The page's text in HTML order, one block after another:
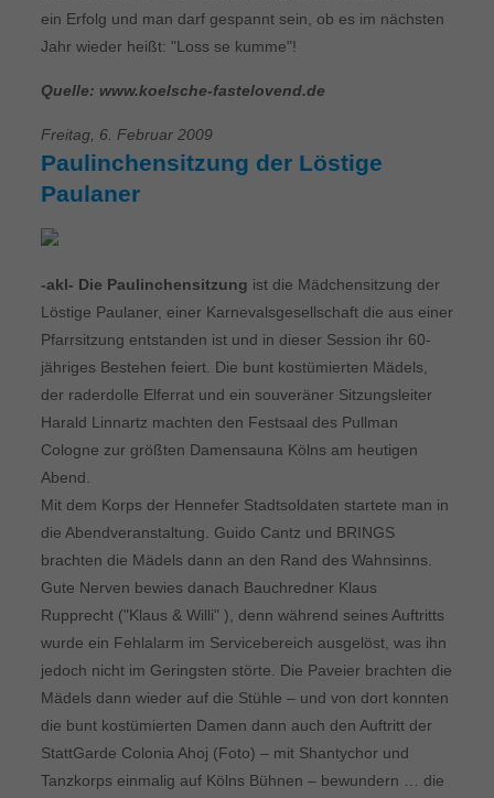
ein Erfolg und man darf gespannt sein, ob es im nächsten
Jahr wieder heißt: "Loss se kumme"!
Quelle: www.koelsche-fastelovend.de
Freitag, 6. Februar 2009
Paulinchensitzung der Löstige
Paulaner
-akl- Die Paulinchensitzung ist die Mädchensitzung der
Löstige Paulaner, einer Karnevalsgesellschaft die aus einer
Pfarrsitzung entstanden ist und in dieser Session ihr 60-
jähriges Bestehen feiert. Die bunt kostümierten Mädels,
der raderdolle Elferrat und ein souveräner Sitzungsleiter
Harald Linnartz machten den Festsaal des Pullman
Cologne zur größten Damensauna Kölns am heutigen
Abend.
Mit dem Korps der Hennefer Stadtsoldaten startete man in
die Abendveranstaltung. Guido Cantz und BRINGS
brachten die Mädels dann an den Rand des Wahnsinns.
Gute Nerven bewies danach Bauchredner Klaus
Rupprecht ("Klaus & Willi" ), denn während seines Auftritts
wurde ein Fehlalarm im Servicebereich ausgelöst, was ihn
jedoch nicht im Geringsten störte. Die Paveier brachten die
Mädels dann wieder auf die Stühle – und von dort konnten
die bunt kostümierten Damen dann auch den Auftritt der
StattGarde Colonia Ahoj (Foto) – mit Shantychor und
Tanzkorps einmalig auf Kölns Bühnen – bewundern … die